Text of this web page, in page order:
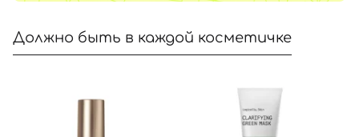
Должно быть в каждой косметичке